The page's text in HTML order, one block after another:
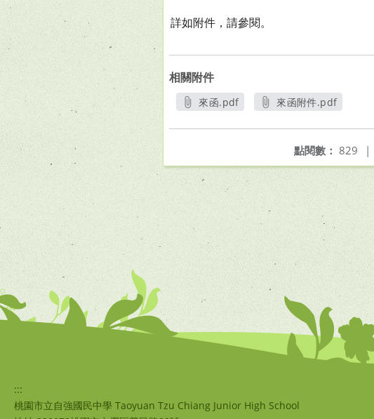
詳如附件，請參閱。
相關附件
來函.pdf
來函附件.pdf
點閱數： 829 |
:::
桃園市立自強國民中學 Taoyuan Tzu Chiang Junior High School